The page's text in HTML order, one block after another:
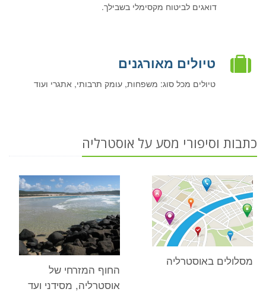
דואגים לביטוח מקסימלי בשבילך.
טיולים מאורגנים
טיולים מכל סוג: משפחות, עומק תרבותי, אתגרי ועוד
כתבות וסיפורי מסע על אוסטרליה
מסלולים באוסטרליה
החוף המזרחי של
אוסטרליה, מסידני ועד